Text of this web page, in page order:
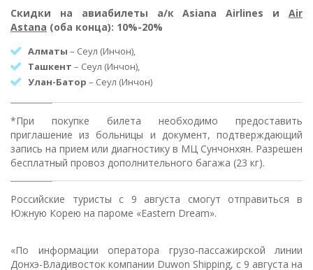
Скидки на авиабилеты а/к Asiana Airlines и Air
Astana (оба конца): 10%-20%
Алматы – Сеул (Инчон),
Ташкент – Сеул (Инчон),
Улан-Батор – Сеул (Инчон)
*При покупке билета необходимо предоставить
приглашение из больницы и документ, подтверждающий
запись на прием или диагностику в МЦ Сунчонхян. Разрешен
бесплатный провоз дополнительного багажа (23 кг).
Российские туристы с 9 августа смогут отправиться в
Южную Корею на пароме «Eastern Dream».
«По информации оператора грузо-пассажирской линии
Донхэ-Владивосток компании Duwon Shipping, с 9 августа на